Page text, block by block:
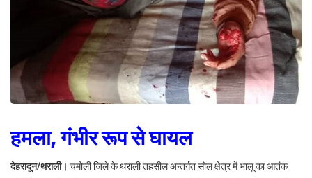
हमला, गंभीर रूप से घायल
देहरादून/थराली। चमोली जिले के थराली तहसील अन्तर्गत सोल क्षेत्र में भालू का आतंक